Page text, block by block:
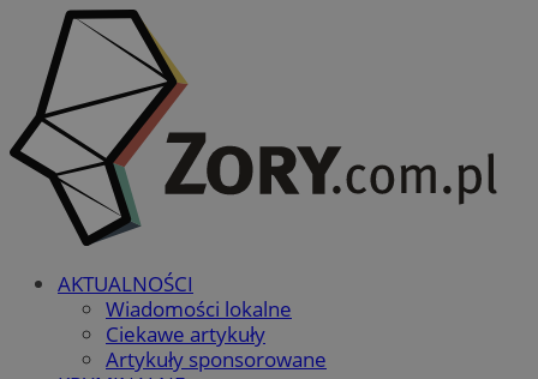
AKTUALNOŚCI
Wiadomości lokalne
Ciekawe artykuły
Artykuły sponsorowane